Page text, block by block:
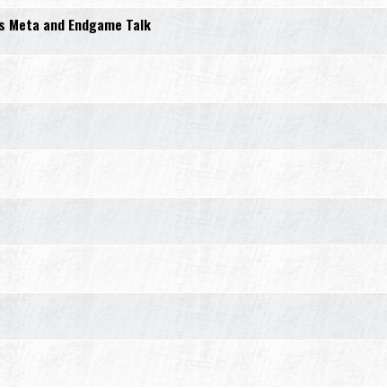
Meta and Endgame Talk